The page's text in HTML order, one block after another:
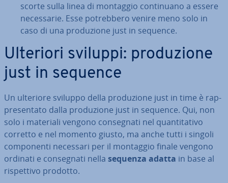
scorte sulla linea di montaggio con­ti­nua­no a essere
ne­ces­sa­rie. Esse po­treb­be­ro venire meno solo in
caso di una pro­du­zio­ne just in sequence.
Ulteriori sviluppi: pro­du­zio­ne
just in sequence
Un ulteriore sviluppo della pro­du­zio­ne just in time è rap­
pre­sen­ta­to dalla pro­du­zio­ne just in sequence. Qui, non
solo i materiali vengono con­se­gna­ti nel quan­ti­ta­ti­vo
corretto e nel momento giusto, ma anche tutti i singoli
com­po­nen­ti necessari per il montaggio finale vengono
ordinati e con­se­gna­ti nella sequenza adatta in base al
ri­spet­ti­vo prodotto.